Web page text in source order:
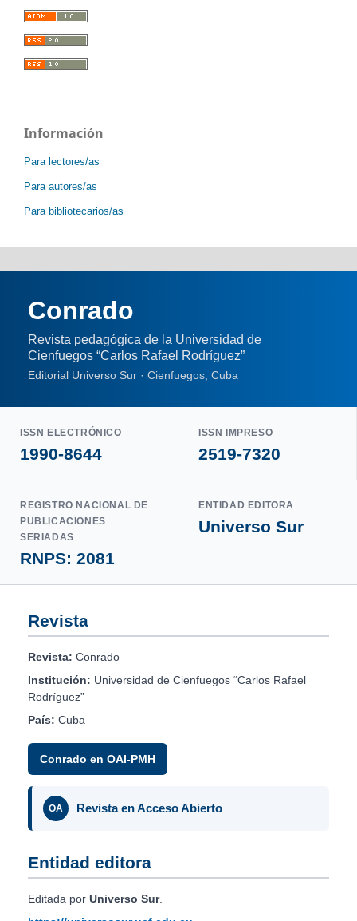
Información
Para lectores/as
Para autores/as
Para bibliotecarios/as
Conrado
Revista pedagógica de la Universidad de
Cienfuegos “Carlos Rafael Rodríguez”
Editorial Universo Sur · Cienfuegos, Cuba
ISSN ELECTRÓNICO
1990-8644
ISSN IMPRESO
2519-7320
REGISTRO NACIONAL DE
PUBLICACIONES
SERIADAS
RNPS: 2081
ENTIDAD EDITORA
Universo Sur
Revista
Revista: Conrado
Institución: Universidad de Cienfuegos “Carlos Rafael
Rodríguez”
País: Cuba
Conrado en OAI-PMH
OA Revista en Acceso Abierto
Entidad editora
Editada por Universo Sur.